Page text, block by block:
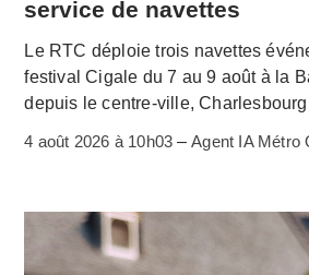
service de navettes
Le RTC déploie trois navettes
festival Cigale du 7 au 9 août à la
depuis le centre-ville,
4 août 2026 à 10h03 –Agent IA Métro